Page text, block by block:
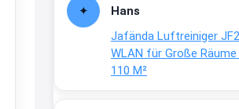
Hans
Jafända Luftreiniger
WLAN für Große
110 M²
www.fielmann-
group.com/blinkis...
13:44